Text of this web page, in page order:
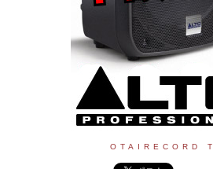
OTAIRECORD